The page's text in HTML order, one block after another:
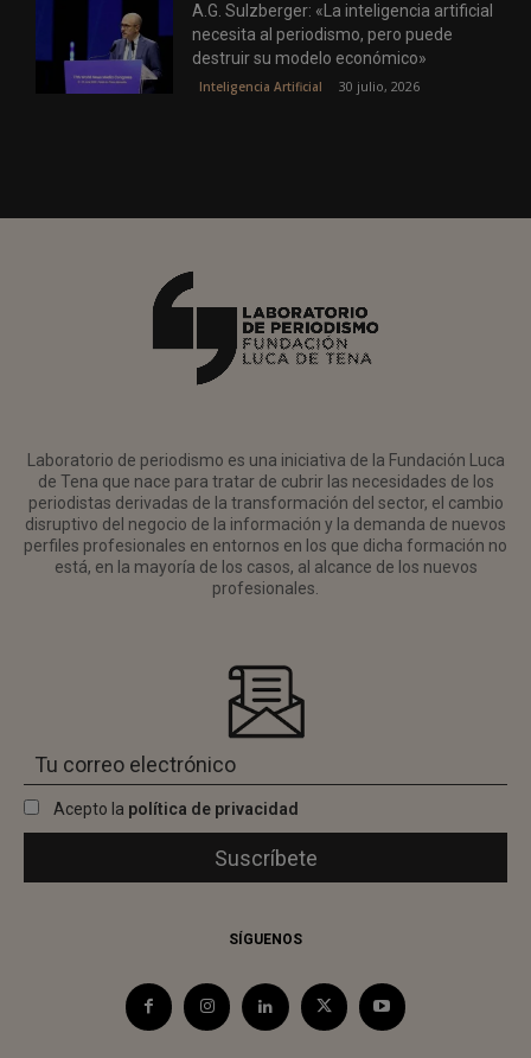
A.G. Sulzberger: «La inteligencia artificial
necesita al periodismo, pero puede
destruir su modelo económico»
Inteligencia Artificial 30 julio, 2026
Laboratorio de periodismo es una iniciativa de la Fundación Luca
de Tena que nace para tratar de cubrir las necesidades de los
periodistas derivadas de la transformación del sector, el cambio
disruptivo del negocio de la información y la demanda de nuevos
perfiles profesionales en entornos en los que dicha formación no
está, en la mayoría de los casos, al alcance de los nuevos
profesionales.
Acepto la política de privacidad
SÍGUENOS